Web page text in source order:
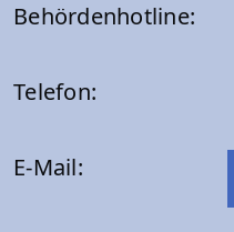
Behördenhotline:
Telefon:
E-Mail: